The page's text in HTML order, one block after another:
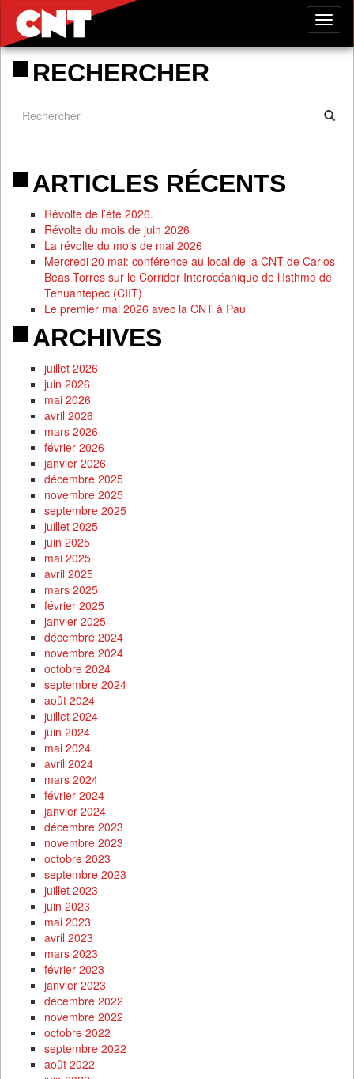
RECHERCHER
ARTICLES RÉCENTS
Révolte de l’été 2026.
Révolte du mois de juin 2026
La révolte du mois de mai 2026
Mercredi 20 mai: conférence au local de la CNT de Carlos
Beas Torres sur le Corridor Interocéanique de l’Isthme de
Tehuantepec (CIIT)
Le premier mai 2026 avec la CNT à Pau
ARCHIVES
juillet 2026
juin 2026
mai 2026
avril 2026
mars 2026
février 2026
janvier 2026
décembre 2025
novembre 2025
septembre 2025
juillet 2025
juin 2025
mai 2025
avril 2025
mars 2025
février 2025
janvier 2025
décembre 2024
novembre 2024
octobre 2024
septembre 2024
août 2024
juillet 2024
juin 2024
mai 2024
avril 2024
mars 2024
février 2024
janvier 2024
décembre 2023
novembre 2023
octobre 2023
septembre 2023
juillet 2023
juin 2023
mai 2023
avril 2023
mars 2023
février 2023
janvier 2023
décembre 2022
novembre 2022
octobre 2022
septembre 2022
août 2022